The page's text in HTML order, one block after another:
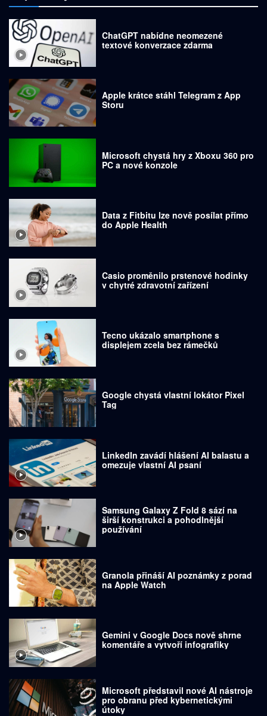
ChatGPT nabídne neomezené
textové konverzace zdarma
Apple krátce stáhl Telegram z App
Storu
Microsoft chystá hry z Xboxu 360 pro
PC a nové konzole
Data z Fitbitu lze nově posílat přímo
do Apple Health
Casio proměnilo prstenové hodinky
v chytré zdravotní zařízení
Tecno ukázalo smartphone s
displejem zcela bez rámečků
Google chystá vlastní lokátor Pixel
Tag
LinkedIn zavádí hlášení AI balastu a
omezuje vlastní AI psaní
Samsung Galaxy Z Fold 8 sází na
širší konstrukci a pohodlnější
používání
Granola přináší AI poznámky z porad
na Apple Watch
Gemini v Google Docs nově shrne
komentáře a vytvoří infografiky
Microsoft představil nové AI nástroje
pro obranu před kybernetickými
útoky